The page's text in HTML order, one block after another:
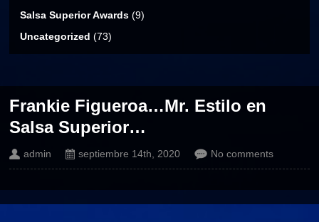
Salsa Superior Awards (9)
Uncategorized (73)
Frankie Figueroa…Mr. Estilo en
Salsa Superior…
admin septiembre 14th, 2020 No comments